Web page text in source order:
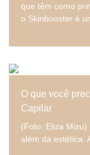
que têm como
o Skinbooster é
O que você
Capilar
(Foto: Eliza
além da estética.